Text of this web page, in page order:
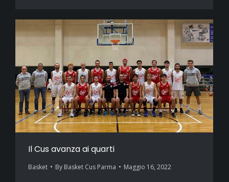
Il Cus avanza ai quarti
Basket By Basket Cus Parma Maggio 16, 2022